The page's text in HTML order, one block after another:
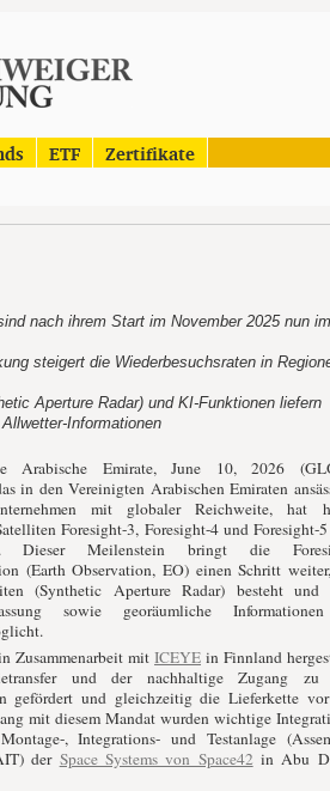
ETF Zertifikate
nach ihrem Start im November 2025 nun im
steigert die Wiederbesuchsraten in
Aperture Radar) und KI-Funktionen liefern
Informationen
Arabische Emirate, June 10, 2026
in den Vereinigten Arabischen Emiraten
mit globaler Reichweite, hat
Foresight-3, Foresight-4 und Foresight-
Dieser Meilenstein bringt die
(Earth Observation, EO) einen Schritt
(Synthetic Aperture Radar) besteht und
sowie georäumliche
Zusammenarbeit mitICEYE in Finnland
und der nachhaltige Zugang zu
gefördert und gleichzeitig die Lieferkette
mit diesem Mandat wurden wichtige
, Integrations- und Testanlage
der Space Systems von Space42 in Abu